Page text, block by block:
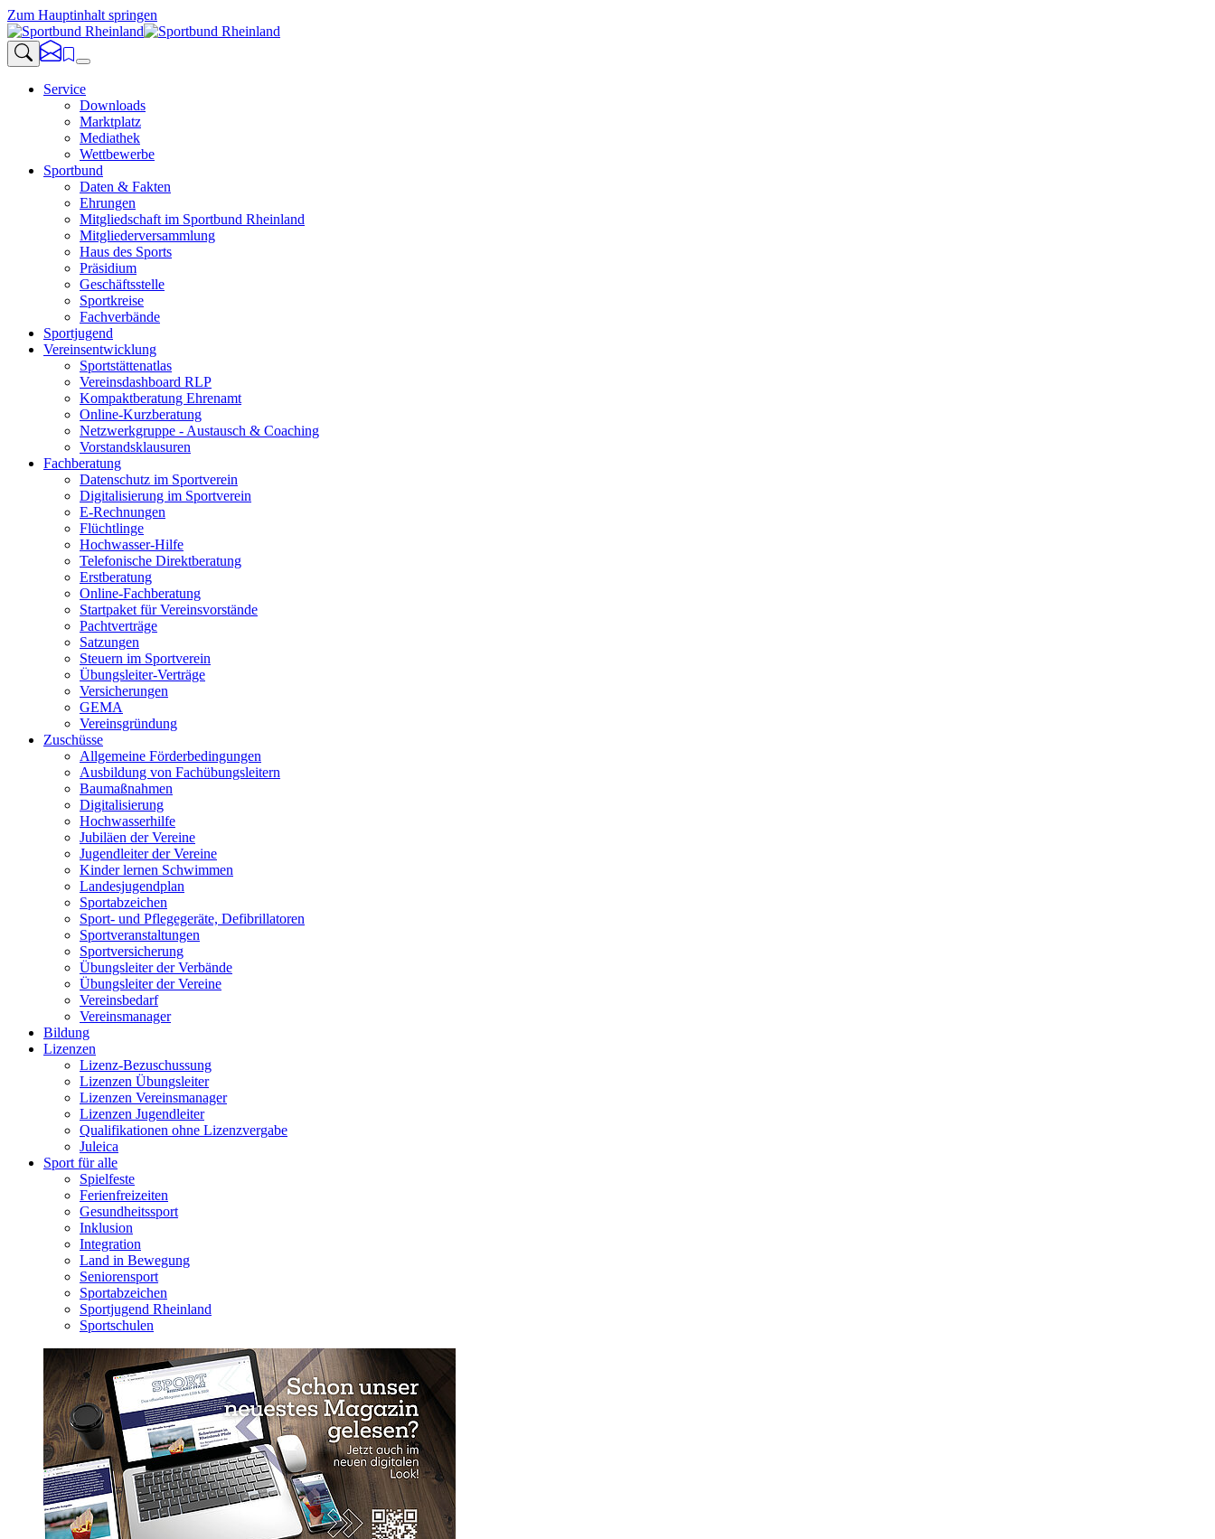
Zum Hauptinhalt springen
Service
Downloads
Marktplatz
Mediathek
Wettbewerbe
Sportbund
Daten & Fakten
Ehrungen
Mitgliedschaft im Sportbund Rheinland
Mitgliederversammlung
Haus des Sports
Präsidium
Geschäftsstelle
Sportkreise
Fachverbände
Sportjugend
Vereinsentwicklung
Sportstättenatlas
Vereinsdashboard RLP
Kompaktberatung Ehrenamt
Online-Kurzberatung
Netzwerkgruppe - Austausch & Coaching
Vorstandsklausuren
Fachberatung
Datenschutz im Sportverein
Digitalisierung im Sportverein
E-Rechnungen
Flüchtlinge
Hochwasser-Hilfe
Telefonische Direktberatung
Erstberatung
Online-Fachberatung
Startpaket für Vereinsvorstände
Pachtverträge
Satzungen
Steuern im Sportverein
Übungsleiter-Verträge
Versicherungen
GEMA
Vereinsgründung
Zuschüsse
Allgemeine Förderbedingungen
Ausbildung von Fachübungsleitern
Baumaßnahmen
Digitalisierung
Hochwasserhilfe
Jubiläen der Vereine
Jugendleiter der Vereine
Kinder lernen Schwimmen
Landesjugendplan
Sportabzeichen
Sport- und Pflegegeräte, Defibrillatoren
Sportveranstaltungen
Sportversicherung
Übungsleiter der Verbände
Übungsleiter der Vereine
Vereinsbedarf
Vereinsmanager
Bildung
Lizenzen
Lizenz-Bezuschussung
Lizenzen Übungsleiter
Lizenzen Vereinsmanager
Lizenzen Jugendleiter
Qualifikationen ohne Lizenzvergabe
Juleica
Sport für alle
Spielfeste
Ferienfreizeiten
Gesundheitssport
Inklusion
Integration
Land in Bewegung
Seniorensport
Sportabzeichen
Sportjugend Rheinland
Sportschulen